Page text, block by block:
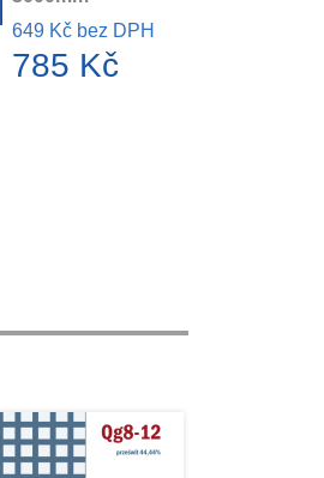
649 Kč bez DPH
785 Kč